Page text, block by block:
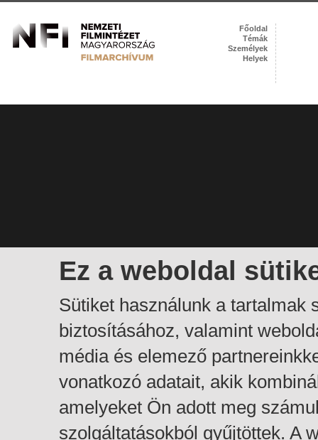
Ez a weboldal
Sütiket használunk a tartalmak
biztosításához, valamint
média és elemező
vonatkozó adatait, akik
amelyeket Ön adott meg
szolgáltatásokból gyűjtöttek. A
Főoldal
Témák
Személyek
Helyek